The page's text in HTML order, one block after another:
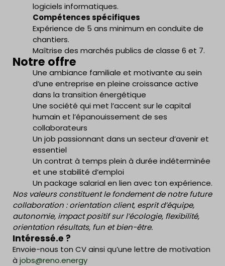
logiciels informatiques.
Compétences spécifiques
Expérience de 5 ans minimum en conduite de
chantiers.
Maîtrise des marchés publics de classe 6 et 7.
Notre offre
Une ambiance familiale et motivante au sein
d’une entreprise en pleine croissance active
dans la transition énergétique
Une société qui met l’accent sur le capital
humain et l’épanouissement de ses
collaborateurs
Un job passionnant dans un secteur d’avenir et
essentiel
Un contrat à temps plein à durée indéterminée
et une stabilité d’emploi
Un package salarial en lien avec ton expérience.
Nos valeurs constituent le fondement de notre future
collaboration : orientation client, esprit d’équipe,
autonomie, impact positif sur l’écologie, flexibilité,
orientation résultats, fun et bien-être.
Intéressé.e ?
Envoie-nous ton CV ainsi qu’une lettre de motivation
à jobs@reno.energy